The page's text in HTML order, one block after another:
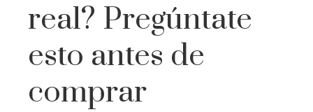
real? Pregúntate
esto antes de
comprar